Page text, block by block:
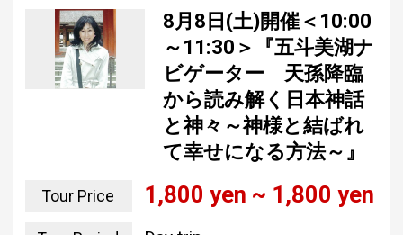
8月8日(土)開催＜10:00
～11:30＞『五斗美湖ナ
ビゲーター 天孫降臨
から読み解く日本神話
と神々～神様と結ばれ
て幸せになる方法～』
Tour Price 1,800 yen ~ 1,800 yen